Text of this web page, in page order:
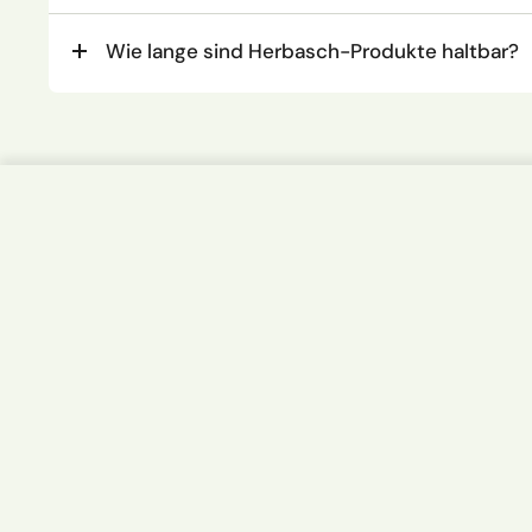
Wie lange sind Herbasch-Produkte haltbar?